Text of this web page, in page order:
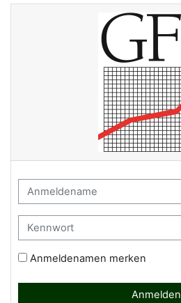
Zum Hauptinhalt
GFS
Anmeldename
Kennwort
Anmeldenamen merken
Anmelden